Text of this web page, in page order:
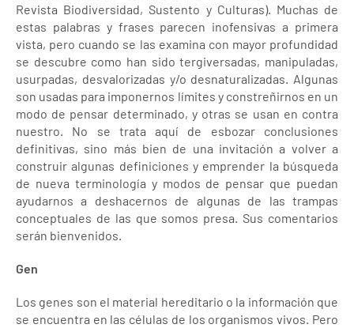
Revista Biodiversidad, Sustento y Culturas). Muchas de
estas palabras y frases parecen inofensivas a primera
vista, pero cuando se las examina con mayor profundidad
se descubre como han sido tergiversadas, manipuladas,
usurpadas, desvalorizadas y/o desnaturalizadas. Algunas
son usadas para imponernos límites y constreñirnos en un
modo de pensar determinado, y otras se usan en contra
nuestro. No se trata aquí de esbozar conclusiones
definitivas, sino más bien de una invitación a volver a
construir algunas definiciones y emprender la búsqueda
de nueva terminología y modos de pensar que puedan
ayudarnos a deshacernos de algunas de las trampas
conceptuales de las que somos presa. Sus comentarios
serán bienvenidos.
Gen
Los genes son el material hereditario o la información que
se encuentra en las células de los organismos vivos. Pero